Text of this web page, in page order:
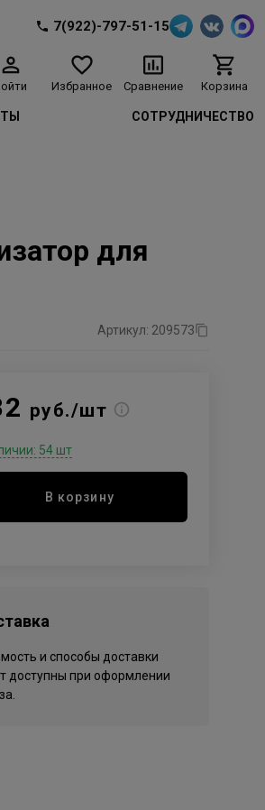
7(922)-797-51-15
Избранное Сравнение Корзина
СОТРУДНИЧЕСТВО
для
Артикул: 209573
руб./шт
54 шт
В корзину
и способы доставки
доступны при оформлении